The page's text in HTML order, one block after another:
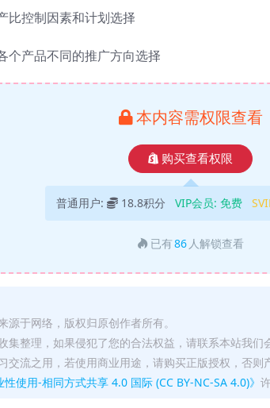
比控制因素和计划选择
个产品不同的推广方向选择
本内容需权限查看
购买查看权限
普通用户: 18.8积分 VIP会员: 免费
已有86 人解锁查看
源于网络，版权归原创作者所有。
集整理，如果侵犯了您的合法权益，请联系本站我们
交流之用，若使用商业用途，请购买正版授权，否
性使用-相同方式共享 4.0 国际 (CC BY-NC-SA 4.0)》